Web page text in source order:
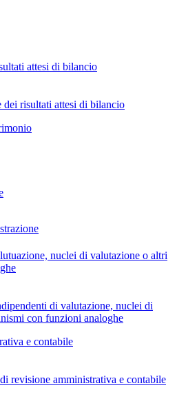
attesi di bilancio
risultati attesi di bilancio
nuclei di valutazione o altri
di valutazione, nuclei di
con funzioni analoghe
e contabile
revisione amministrativa e contabile